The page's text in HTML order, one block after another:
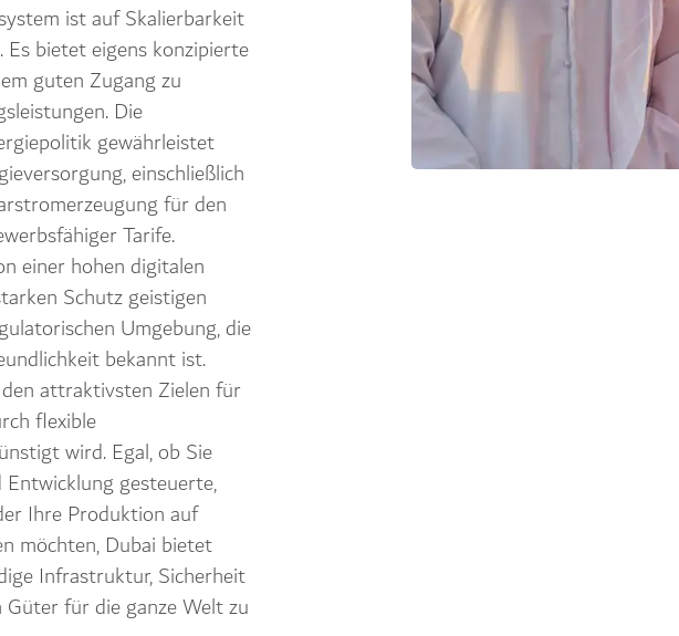
ist auf Skalierbarkeit
bietet eigens konzipierte
guten Zugang zu
Die
gewährleistet
einschließlich
für den
Tarife.
einer hohen digitalen
Schutz geistigen
Umgebung, die
bekannt ist.
attraktivsten Zielen für
flexible
wird. Egal, ob Sie
gesteuerte,
Ihre Produktion auf
möchten, Dubai bietet
Infrastruktur, Sicherheit
für die ganze Welt zu